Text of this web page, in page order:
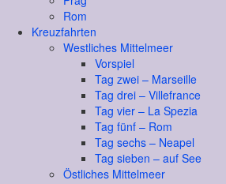
Rom
Kreuzfahrten
Westliches Mittelmeer
Vorspiel
Tag zwei – Marseille
Tag drei – Villefrance
Tag vier – La Spezia
Tag fünf – Rom
Tag sechs – Neapel
Tag sieben – auf See
Östliches Mittelmeer